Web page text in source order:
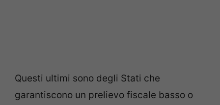
Questi ultimi sono degli Stati che
garantiscono un prelievo fiscale basso o